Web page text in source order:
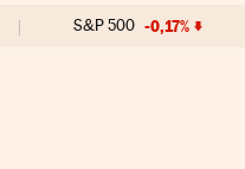
S&P 500 -0,17%